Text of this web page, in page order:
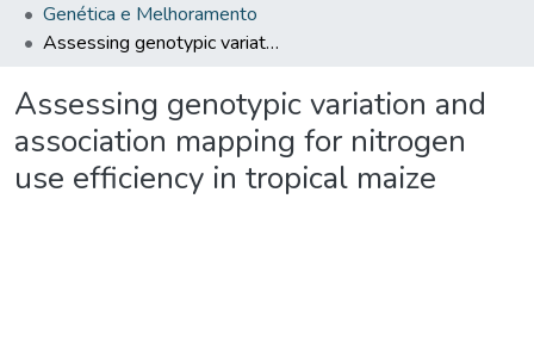
Genética e Melhoramento
Assessing genotypic variation and association mapping for nitrogen use efficiency in tropical maize
Assessing genotypic variation and
association mapping for nitrogen
use efficiency in tropical maize